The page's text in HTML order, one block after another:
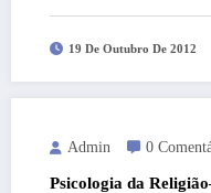
19 De Outubro De 2012
Admin 0
Psicologia da